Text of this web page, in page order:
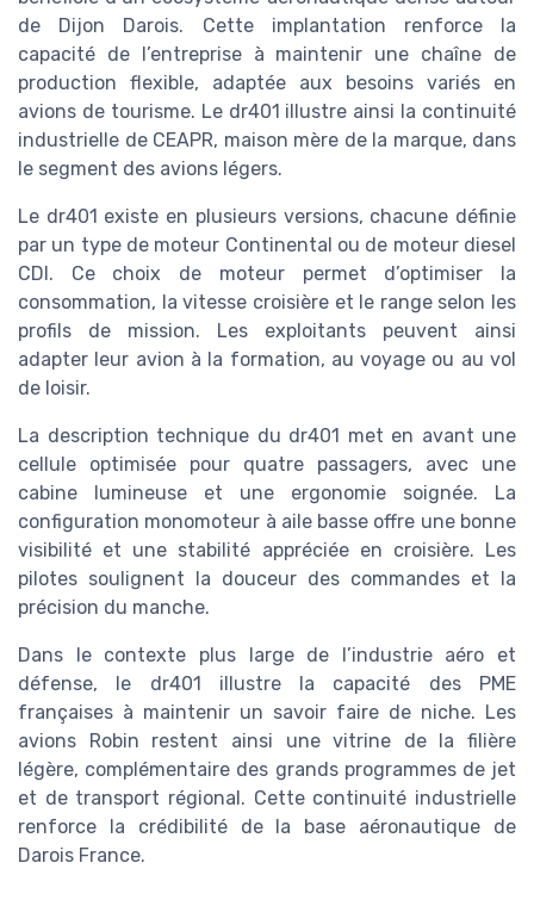
de Dijon Darois. Cette implantation renforce la
capacité de l’entreprise à maintenir une chaîne de
production flexible, adaptée aux besoins variés en
avions de tourisme. Le dr401 illustre ainsi la continuité
industrielle de CEAPR, maison mère de la marque, dans
le segment des avions légers.
Le dr401 existe en plusieurs versions, chacune définie
par un type de moteur Continental ou de moteur diesel
CDI. Ce choix de moteur permet d’optimiser la
consommation, la vitesse croisière et le range selon les
profils de mission. Les exploitants peuvent ainsi
adapter leur avion à la formation, au voyage ou au vol
de loisir.
La description technique du dr401 met en avant une
cellule optimisée pour quatre passagers, avec une
cabine lumineuse et une ergonomie soignée. La
configuration monomoteur à aile basse offre une bonne
visibilité et une stabilité appréciée en croisière. Les
pilotes soulignent la douceur des commandes et la
précision du manche.
Dans le contexte plus large de l’industrie aéro et
défense, le dr401 illustre la capacité des PME
françaises à maintenir un savoir faire de niche. Les
avions Robin restent ainsi une vitrine de la filière
légère, complémentaire des grands programmes de jet
et de transport régional. Cette continuité industrielle
renforce la crédibilité de la base aéronautique de
Darois France.